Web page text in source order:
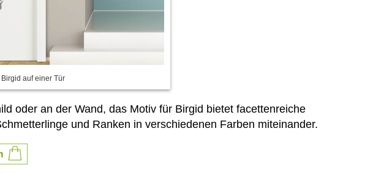
auf einer Tür
oder an der Wand, das Motiv für Birgid bietet facettenreiche
und Ranken in verschiedenen Farben miteinander.